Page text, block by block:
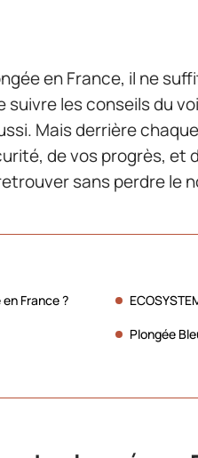
en France, il ne
les conseils du
Mais derrière
de vos progrès, et
sans perdre le
France ?
Plongée